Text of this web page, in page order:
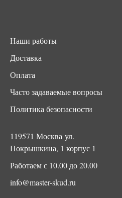
Наши работы
Доставка
Оплата
Часто задаваемые вопросы
Политика безопасности
119571 Москва ул.
Покрышкина, 1 корпус 1
Работаем с 10.00 до 20.00
info@master-skud.ru